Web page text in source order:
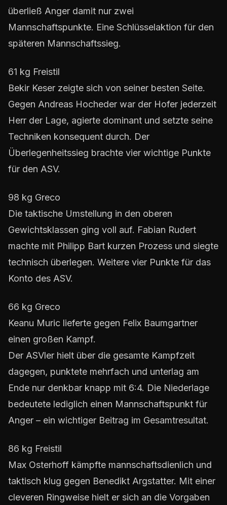
überließ Anger damit nur zwei
Mannschaftspunkte. Eine Schlüsselaktion für den
späteren Mannschaftssieg.
61 kg Freistil
Bekir Keser zeigte sich von seiner besten Seite.
Gegen Andreas Hocheder war der Hofer jederzeit
Herr der Lage, agierte dominant und setzte seine
Techniken konsequent durch. Der
Überlegenheitssieg brachte vier wichtige Punkte
für den ASV.
98 kg Greco
Die taktische Umstellung in den oberen
Gewichtsklassen ging voll auf. Fabian Rudert
machte mit Philipp Bart kurzen Prozess und siegte
technisch überlegen. Weitere vier Punkte für das
Konto des ASV.
66 kg Greco
Keanu Muric lieferte gegen Felix Baumgartner
einen großen Kampf.
Der ASVler hielt über die gesamte Kampfzeit
dagegen, punktete mehrfach und unterlag am
Ende nur denkbar knapp mit 6:4. Die Niederlage
bedeutete lediglich einen Mannschaftspunkt für
Anger – ein wichtiger Beitrag im Gesamtresultat.
86 kg Freistil
Max Osterhoff kämpfte mannschaftsdienlich und
taktisch klug gegen Benedikt Argstatter. Mit einer
cleveren Ringweise hielt er sich an die Vorgaben